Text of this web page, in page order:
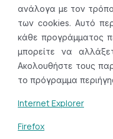
ανάλογα με τον τρόπο
των cookies. Αυτό
κάθε προγράμματος
μπορείτε να
Ακολουθήστε τους
το πρόγραμμα
Internet Explorer
Firefox